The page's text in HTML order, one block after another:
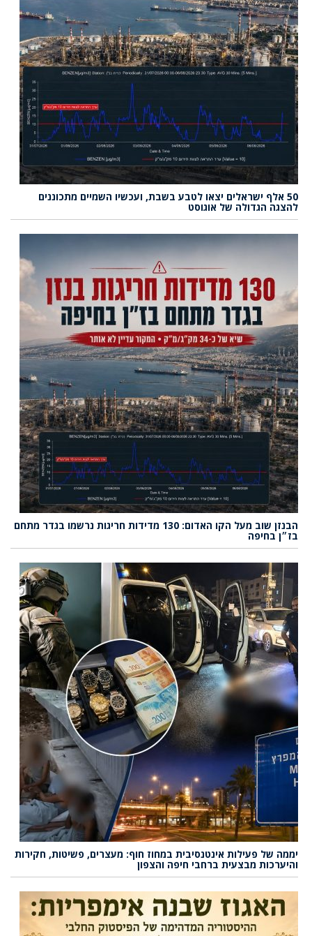
50 אלף ישראלים יצאו לטבע בשבת, ועכשיו השמיים מתכוננים
להצגה הגדולה של אוגוסט
הבנזן שוב מעל הקו האדום: 130 מדידות חריגות נרשמו בגדר מתחם
בז״ן בחיפה
יממה של פעילות אינטנסיבית במחוז חוף: מעצרים, פשיטות, חקירות
והיערכות מבצעית ברחבי חיפה והצפון